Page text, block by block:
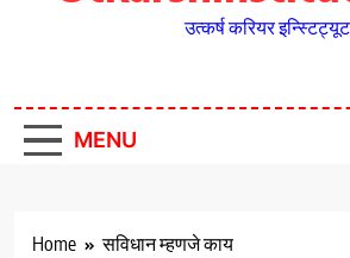
उत्कर्ष करियर इन्स्टिट्यूट
MENU
Home सविधान म्हणजे काय